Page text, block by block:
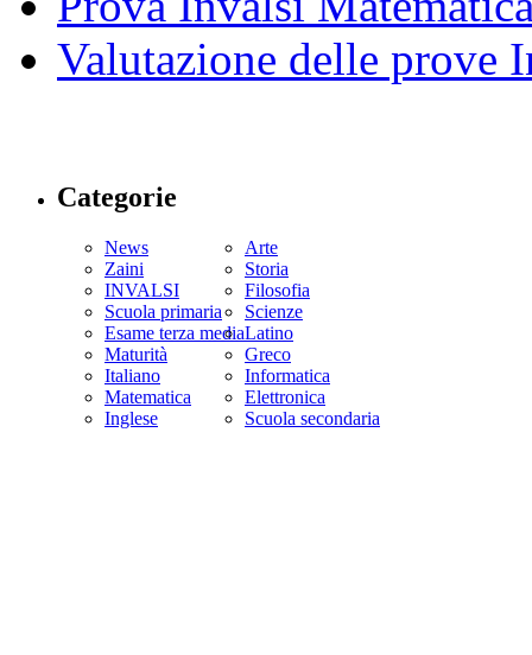
Valutazione delle prove
Categorie
News
Zaini
INVALSI
Scuola primaria
Esame terza media
Maturità
Italiano
Matematica
Inglese
Arte
Storia
Filosofia
Scienze
Latino
Greco
Informatica
Elettronica
Scuola secondaria